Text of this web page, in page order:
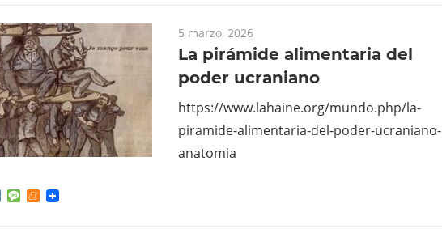
5 marzo, 2026
La pirámide alimentaria del
poder ucraniano
https://www.lahaine.org/mundo.php/la-
piramide-alimentaria-del-poder-ucraniano-
anatomia
VK MessageMeneame